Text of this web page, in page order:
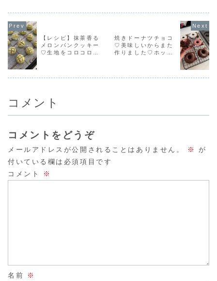
台湾カステラは何
度か焼いていまし
た(^-^)台湾カステ
ラ好きの娘からの
リクエストで作る
ことが多...
が、いつもの型抜
きクッキー生地が
冷凍庫にあったの
でそれを使い...
がりもふんわり♡
出来上がった生地
は寝かさずすぐに
焼...
たハートの
ルに茶色の
ングシート
てブラウニ
を流し込み
タスクッキ
【レシピ】抹茶香る
メロンパンクッキー
♡生地をコロコロ丸
焼きドーナツチョコ
♡美味しいからまた
作りました♡ホット
コメント
コメントをどうぞ
メールアドレスが公開されることはありません。 ※
が
付いている欄は必須項目です
コメント
※
名前 ※